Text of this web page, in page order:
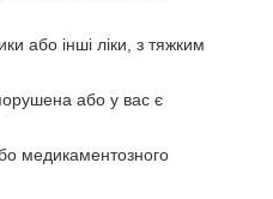
або інші ліки, з тяжким
або у вас є
медикаментозного